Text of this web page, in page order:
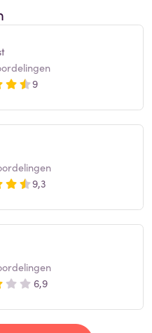
9
9,3
6,9